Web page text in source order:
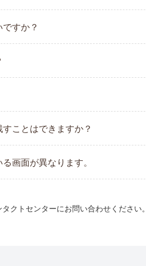
すか？
ことはできますか？
画面が異なります。
クトセンターにお問い合わせください。